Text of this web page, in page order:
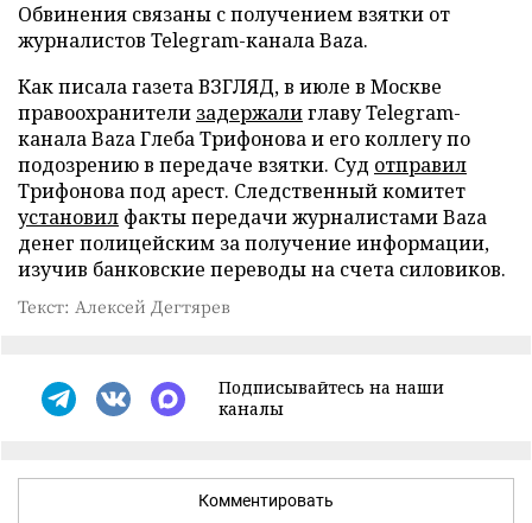
Обвинения связаны с получением взятки от
журналистов Telegram-канала Baza.
Как писала газета ВЗГЛЯД, в июле в Москве
правоохранители задержалиглаву Telegram-
канала Baza Глеба Трифонова и его коллегу по
подозрению в передаче взятки. Суд отправил
Трифонова под арест. Следственный комитет
установил факты передачи журналистами Baza
денег полицейским за получение информации,
изучив банковские переводы на счета силовиков.
Текст: Алексей Дегтярев
Подписывайтесь на наши
каналы
Комментировать